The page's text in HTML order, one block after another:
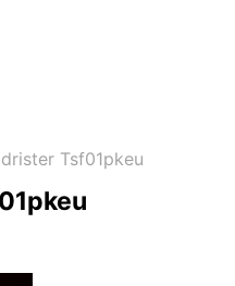
Tsf01pkeu